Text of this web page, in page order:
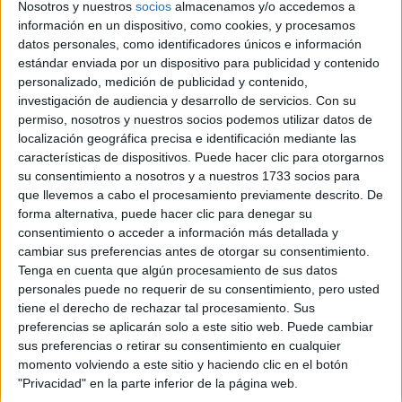
Nosotros y nuestros socios almacenamos y/o accedemos a
información en un dispositivo, como cookies, y procesamos
datos personales, como identificadores únicos e información
estándar enviada por un dispositivo para publicidad y contenido
personalizado, medición de publicidad y contenido,
investigación de audiencia y desarrollo de servicios. Con su
permiso, nosotros y nuestros socios podemos utilizar datos de
localización geográfica precisa e identificación mediante las
características de dispositivos. Puede hacer clic para otorgarnos
su consentimiento a nosotros y a nuestros 1733 socios para
que llevemos a cabo el procesamiento previamente descrito. De
forma alternativa, puede hacer clic para denegar su
consentimiento o acceder a información más detallada y
cambiar sus preferencias antes de otorgar su consentimiento.
Tenga en cuenta que algún procesamiento de sus datos
personales puede no requerir de su consentimiento, pero usted
tiene el derecho de rechazar tal procesamiento. Sus
preferencias se aplicarán solo a este sitio web. Puede cambiar
sus preferencias o retirar su consentimiento en cualquier
momento volviendo a este sitio y haciendo clic en el botón
"Privacidad" en la parte inferior de la página web.
Comunidad:
Andalucía
Año del examen:
2013
Mes de examen:
Septiembre
Asignatura:
Análisis Musical II
Descripción del fichero:
- Audiciones
Fichero Examen:
ex-men-selectividad-lisis-musical-ii-andaluc-2013-
septiembre.mp3
Quiénes somos|Contactar|Anúnciate